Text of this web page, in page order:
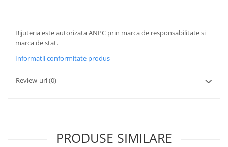
Bijuteria este autorizata ANPC prin marca de responsabilitate si
marca de stat.
Informatii conformitate produs
Review-uri(0)
PRODUSE SIMILARE